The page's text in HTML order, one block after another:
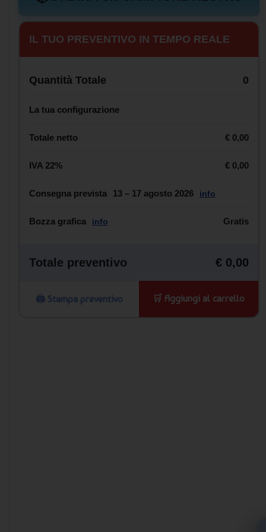
IL TUO PREVENTIVO IN TEMPO REALE
Quantità Totale 0
La tua configurazione
Totale netto € 0,00
IVA 22% € 0,00
Consegna prevista 13 – 17 agosto 2026 info
Bozza grafica info Gratis
Totale preventivo € 0,00
🖨️ Stampa preventivo 🛒 Aggiungi al carrello